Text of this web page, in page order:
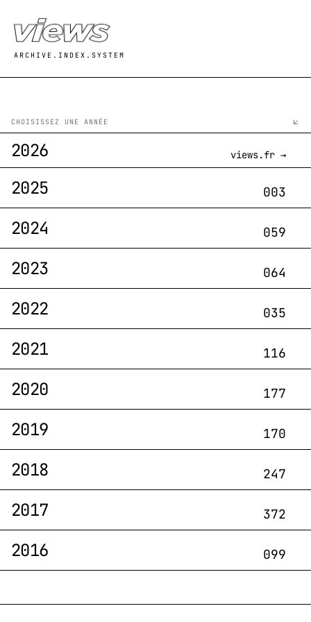
ARCHIVE.INDEX.SYSTEM
CHOISISSEZ UNE ANNÉE
2026 views.fr →
2025 003
2024 059
2023 064
2022 035
2021 116
2020 177
2019 170
2018 247
2017 372
2016 099